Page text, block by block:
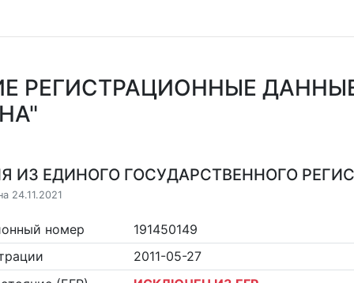
РЕГИСТРАЦИОННЫЕ
ИЗ ЕДИНОГО ГОСУДАРСТВЕННОГО
24.11.2021
номер
191450149
2011-05-27